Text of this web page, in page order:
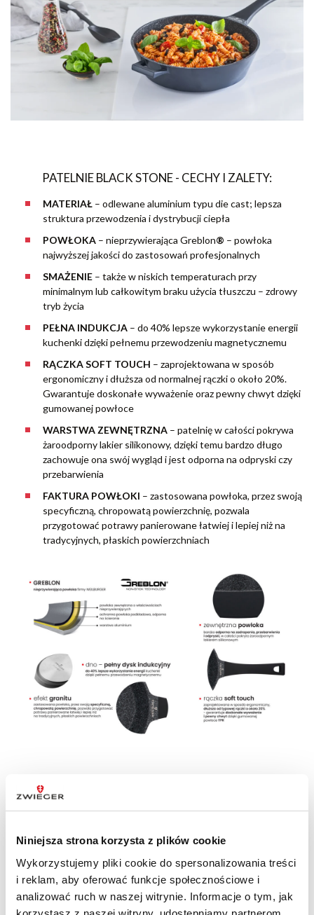
Niniejsza strona korzysta z plików cookie
Wykorzystujemy pliki cookie do spersonalizowania treści
i reklam, aby oferować funkcje społecznościowe i
analizować ruch w naszej witrynie. Informacje o tym, jak
PATELNIE BLACK STONE - CECHY I ZALETY:
MATERIAŁ – odlewane aluminium typu die cast; lepsza
struktura przewodzenia i dystrybucji ciepła
POWŁOKA – nieprzywierająca Greblon® – powłoka
najwyższej jakości do zastosowań profesjonalnych
SMAŻENIE – także w niskich temperaturach przy
minimalnym lub całkowitym braku użycia tłuszczu – zdrowy
tryb życia
PEŁNA INDUKCJA – do 40% lepsze wykorzystanie energii
kuchenki dzięki pełnemu przewodzeniu magnetycznemu
RĄCZKA SOFT TOUCH – zaprojektowana w sposób
ergonomiczny i dłuższa od normalnej rączki o około 20%.
Gwarantuje doskonałe wyważenie oraz pewny chwyt dzięki
gumowanej powłoce
WARSTWA ZEWNĘTRZNA – patelnię w całości pokrywa
żaroodporny lakier silikonowy, dzięki temu bardzo długo
zachowuje ona swój wygląd i jest odporna na odpryski czy
przebarwienia
FAKTURA POWŁOKI – zastosowana powłoka, przez swoją
specyficzną, chropowatą powierzchnię, pozwala
przygotować potrawy panierowane łatwiej i lepiej niż na
tradycyjnych, płaskich powierzchniach
Linia produktów Black Stone,Black
Stone